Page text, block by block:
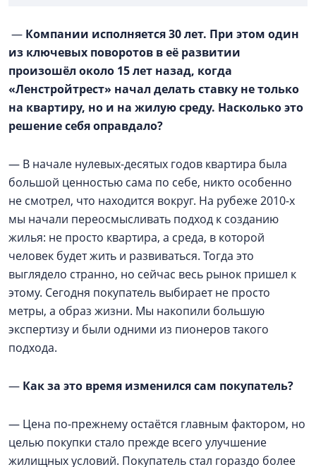
— Компании исполняется 30 лет. При этом один
из ключевых поворотов в её развитии
произошёл около 15 лет назад, когда
«Ленстройтрест» начал делать ставку не только
на квартиру, но и на жилую среду. Насколько это
решение себя оправдало?
— В начале нулевых-десятых годов квартира была
большой ценностью сама по себе, никто особенно
не смотрел, что находится вокруг. На рубеже 2010-х
мы начали переосмысливать подход к созданию
жилья: не просто квартира, а среда, в которой
человек будет жить и развиваться. Тогда это
выглядело странно, но сейчас весь рынок пришел к
этому. Сегодня покупатель выбирает не просто
метры, а образ жизни. Мы накопили большую
экспертизу и были одними из пионеров такого
подхода.
— Как за это время изменился сам покупатель?
— Цена по-прежнему остаётся главным фактором, но
целью покупки стало прежде всего улучшение
жилищных условий. Покупатель стал гораздо более